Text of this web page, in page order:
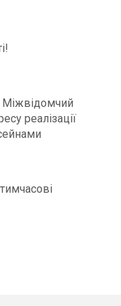
Міжвідомчий
реалізації